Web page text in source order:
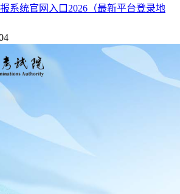
系统官网入口2026（最新平台登录地